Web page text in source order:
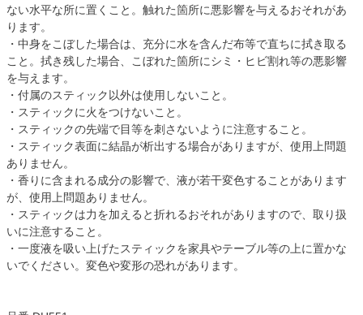
ない水平な所に置くこと。触れた箇所に悪影響を与えるおそれがあ
ります。
・中身をこぼした場合は、充分に水を含んだ布等で直ちに拭き取る
こと。拭き残した場合、こぼれた箇所にシミ・ヒビ割れ等の悪影響
を与えます。
・付属のスティック以外は使用しないこと。
・スティックに火をつけないこと。
・スティックの先端で目等を刺さないように注意すること。
・スティック表面に結晶が析出する場合がありますが、使用上問題
ありません。
・香りに含まれる成分の影響で、液が若干変色することがあります
が、使用上問題ありません。
・スティックは力を加えると折れるおそれがありますので、取り扱
いに注意すること。
・一度液を吸い上げたスティックを家具やテーブル等の上に置かな
いでください。変色や変形の恐れがあります。